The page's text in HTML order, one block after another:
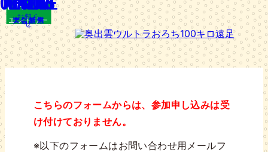
エントリー
大会情報
楽しみ方
アクセス
お知ら
せ
大会結果 ENTRY
参加申し込み
こちらのフォームからは、参加申し込みは受
け付けておりません。
※以下のフォームはお問い合わせ用メールフ